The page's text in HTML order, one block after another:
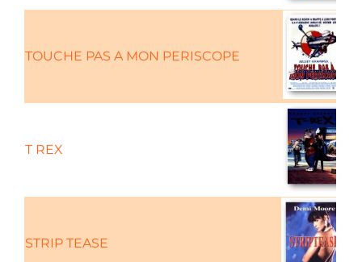
TOUCHE PAS A MON PERISCOPE
T REX
STRIP TEASE